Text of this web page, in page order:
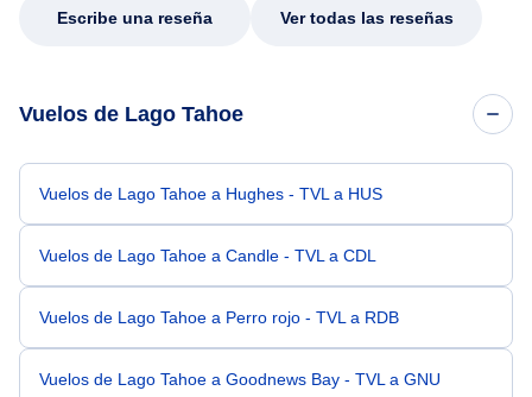
Escribe una reseña Ver todas las reseñas
Vuelos de Lago Tahoe
Vuelos de Lago Tahoe a Hughes - TVL a HUS
Vuelos de Lago Tahoe a Candle - TVL a CDL
Vuelos de Lago Tahoe a Perro rojo - TVL a RDB
Vuelos de Lago Tahoe a Goodnews Bay - TVL a GNU